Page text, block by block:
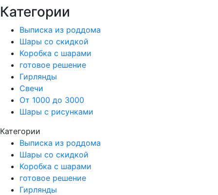
Категории
Выписка из роддома
Шары со скидкой
Коробка с шарами
готовое решение
Гирлянды
Свечи
От 1000 до 3000
Шары с рисунками
Категории
Выписка из роддома
Шары со скидкой
Коробка с шарами
готовое решение
Гирлянды